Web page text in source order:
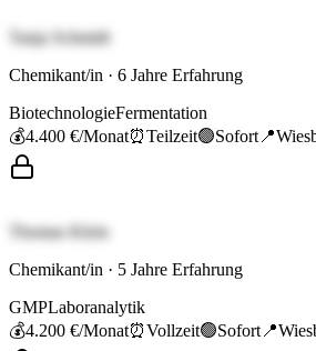
Tanja Schmidt
Chemikant/in · 6 Jahre Erfahrung
BiotechnologieFermentation
💰4.400 €/Monat⏰Teilzeit🟢Sofort 📍
Thomas Klein
Chemikant/in · 5 Jahre Erfahrung
GMPLaboranalytik
💰4.200 €/Monat⏰Vollzeit🟢Sofort 📍